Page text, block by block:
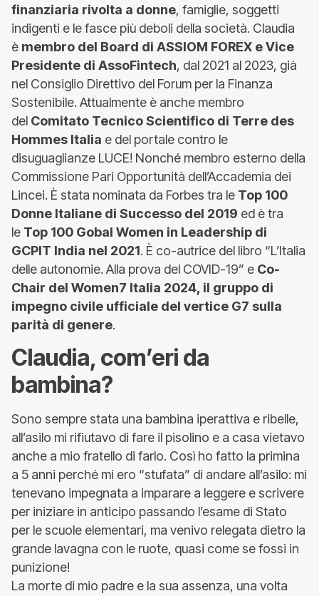
finanziaria rivolta a donne, famiglie, soggetti
indigenti e le fasce più deboli della società. Claudia
è membro del Board di ASSIOM FOREX e Vice
Presidente di AssoFintech, dal 2021 al 2023, già
nel Consiglio Direttivo del Forum per la Finanza
Sostenibile. Attualmente è anche membro
del Comitato Tecnico Scientifico di Terre des
Hommes Italia e del portale contro le
disuguaglianze LUCE! Nonché membro esterno della
Commissione Pari Opportunità dell’Accademia dei
Lincei. È stata nominata da Forbes tra le Top 100
Donne Italiane di Successo del 2019 ed è tra
le Top 100 Gobal Women in Leadership di
GCPIT India nel 2021. È co-autrice del libro “L’Italia
delle autonomie. Alla prova del COVID-19” e Co-
Chair del Women7 Italia 2024, il gruppo di
impegno civile ufficiale del vertice G7 sulla
parità di genere.
Claudia, com’eri da
bambina?
Sono sempre stata una bambina iperattiva e ribelle,
all’asilo mi rifiutavo di fare il pisolino e a casa vietavo
anche a mio fratello di farlo. Così ho fatto la primina
a 5 anni perché mi ero “stufata” di andare all’asilo: mi
tenevano impegnata a imparare a leggere e scrivere
per iniziare in anticipo passando l’esame di Stato
per le scuole elementari, ma venivo relegata dietro la
grande lavagna con le ruote, quasi come se fossi in
punizione!
La morte di mio padre e la sua assenza, una volta